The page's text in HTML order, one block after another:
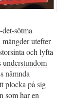
sötma
utefter
och lyfta
understundom
nämnda
plocka på sig
som har en